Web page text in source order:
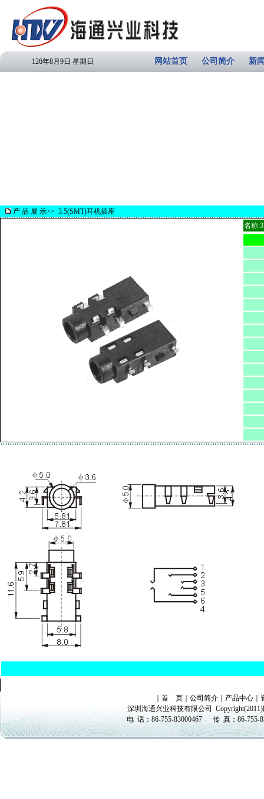
126年8月9日 星期日 网站首页 公司简介 新
产 品 展 示>> 3.5(SMT)耳机插座
名称
首 页｜ 公司简介｜ 产品中心｜
深圳海通兴业科技有限公司
电 话： 86-755-83000467 传 真： 86-755-